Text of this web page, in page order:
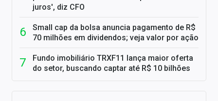
juros', diz CFO
Small cap da bolsa anuncia pagamento de R$
70 milhões em dividendos; veja valor por ação
Fundo imobiliário TRXF11 lança maior oferta
do setor, buscando captar até R$ 10 bilhões